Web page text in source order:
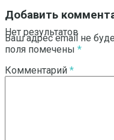
Нет результатов
Смотреть все
Добавить
Ваш адрес email не
поля помечены *
Комментарий *